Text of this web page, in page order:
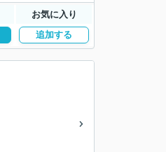
お気に入り
追加する